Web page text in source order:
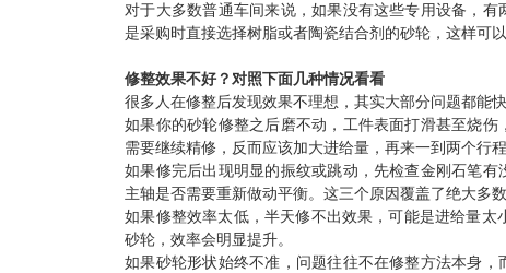
对于大多数普通车间来说，如果没有这些专用设备，
是采购时直接选择树脂或者陶瓷结合剂的砂轮，这样可
修整效果不好？对照下面几种情况看看
很多人在修整后发现效果不理想，其实大部分问题都能快
如果你的砂轮修整之后磨不动，工件表面打滑甚至烧
需要继续精修，反而应该加大进给量，再来一到两个行
如果修完后出现明显的振纹或跳动，先检查金刚石笔
主轴是否需要重新做动平衡。这三个原因覆盖了绝大多数
如果修整效率太低，半天修不出效果，可能是进给量
砂轮，效率会明显提升。
如果砂轮形状始终不准，问题往往不在修整方法本身